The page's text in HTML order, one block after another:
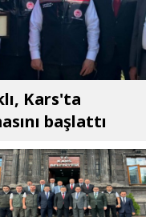
Kars'ta
başlattı